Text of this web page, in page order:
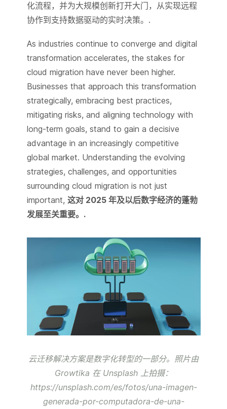
化流程，并为大规模创新打开大门，从实现远程
协作到支持数据驱动的实时决策。.
As industries continue to converge and digital
transformation accelerates, the stakes for
cloud migration have never been higher.
Businesses that approach this transformation
strategically, embracing best practices,
mitigating risks, and aligning technology with
long-term goals, stand to gain a decisive
advantage in an increasingly competitive
global market. Understanding the evolving
strategies, challenges, and opportunities
surrounding cloud migration is not just
important, 这对 2025 年及以后数字经济的蓬勃
发展至关重要。.
云迁移解决方案是数字化转型的一部分。照片由
Growtika 在 Unsplash 上拍摄：
https://unsplash.com/es/fotos/una-imagen-
generada-por-computadora-de-una-